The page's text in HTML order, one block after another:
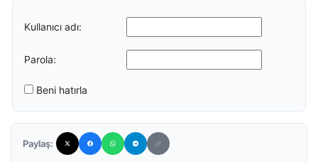
Kullanıcı adı:
Parola:
Beni hatırla
Paylaş: